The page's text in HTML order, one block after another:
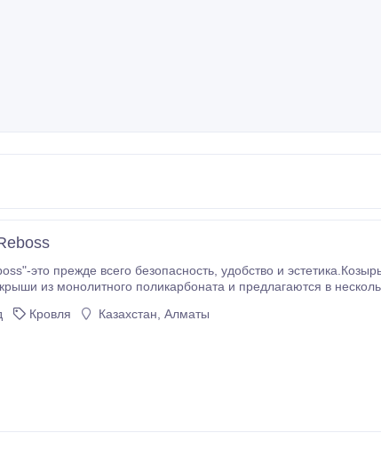
это прежде всего безопасность, удобство и
из монолитного поликарбоната и предлагаются в
и государственных учреждений, над подъездами жилых
Кровля Казахстан, Алматы